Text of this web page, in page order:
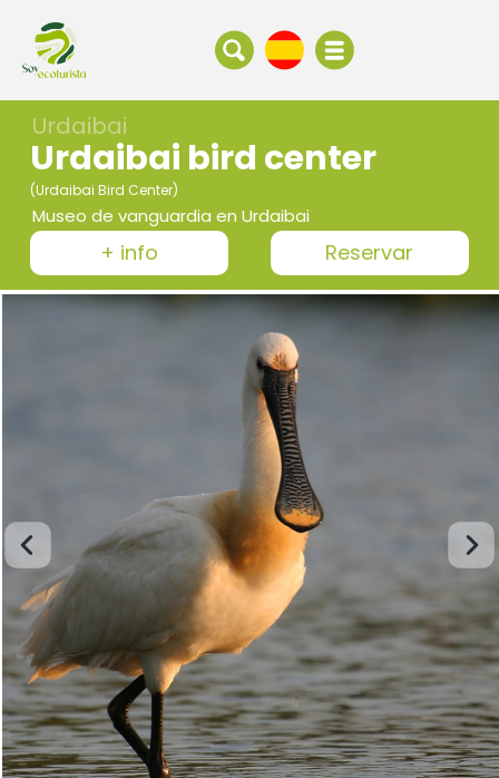
Urdaibai
Urdaibai bird center
(Urdaibai Bird Center)
Museo de vanguardia en Urdaibai
+ info Reservar